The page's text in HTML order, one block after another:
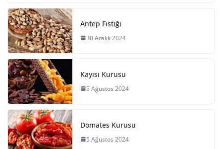
Antep Fıstığı
30 Aralık 2024
Kayısı Kurusu
5 Ağustos 2024
Domates Kurusu
5 Ağustos 2024